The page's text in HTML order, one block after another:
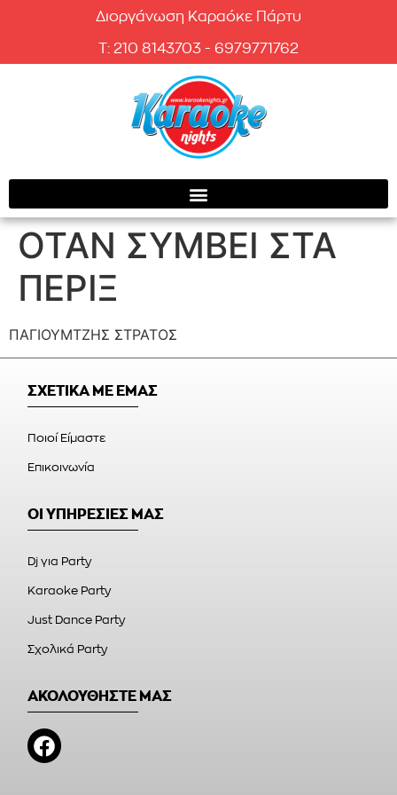
Διοργάνωση Καραόκε Πάρτυ
T: 210 8143703 - 6979771762
ΟΤΑΝ ΣΥΜΒΕΙ ΣΤΑ
ΠΕΡΙΞ
ΠΑΓΙΟΥΜΤΖΗΣ ΣΤΡΑΤΟΣ
ΣΧΕΤΙΚΑ ΜΕ ΕΜΑΣ
Ποιοί Είμαστε
Επικοινωνία
ΟΙ ΥΠΗΡΕΣΙΕΣ ΜΑΣ
Dj για Party
Karaoke Party
Just Dance Party
Σχολικά Party
ΑΚΟΛΟΥΘΗΣΤΕ ΜΑΣ